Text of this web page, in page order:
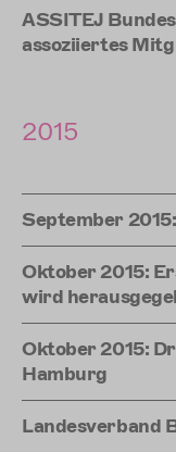
ASSITEJ
assoziiertes
2015
September
Oktober 2015:
wird
Oktober 2015:
Hamburg
Landesverband